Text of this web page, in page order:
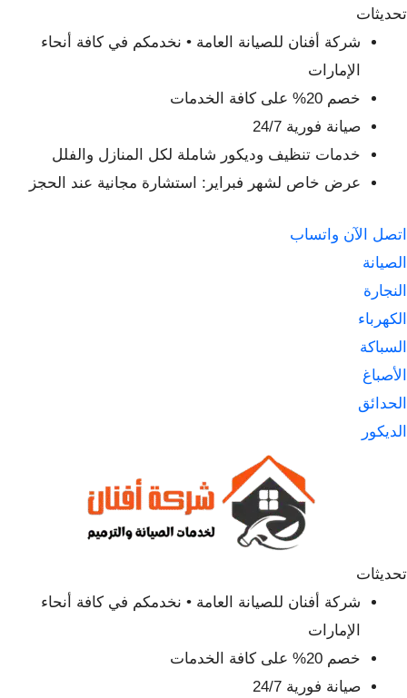
التجاوز
المحتوى
تحديثات
شركة أفنان للصيانة العامة • نخدمكم في كافة أنحاء
الإمارات
خصم 20% على كافة الخدمات
صيانة فورية 24/7
خدمات تنظيف وديكور شاملة لكل المنازل والفلل
عرض خاص لشهر فبراير: استشارة مجانية عند الحجز
اتصل الآن واتساب
الصيانة
النجارة
الكهرباء
السباكة
الأصباغ
الحدائق
الديكور
تحديثات
شركة أفنان للصيانة العامة • نخدمكم في كافة أنحاء
الإمارات
خصم 20% على كافة الخدمات
صيانة فورية 24/7